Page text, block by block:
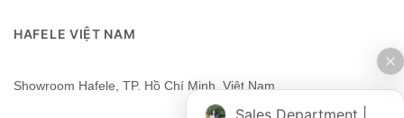
HAFELE VIỆT NAM
Showroom Hafele, TP. Hồ Chí Minh, Việt Nam